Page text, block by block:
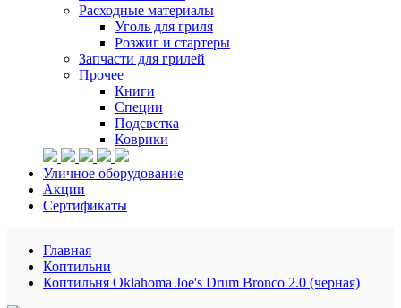
Расходные материалы
Уголь для гриля
Розжиг и стартеры
Запчасти для грилей
Прочее
Книги
Специи
Подсветка
Коврики
Уличное оборудование
Акции
Сертификаты
Главная
Коптильни
Коптильня Oklahoma Joe's Drum Bronco 2.0 (черная)